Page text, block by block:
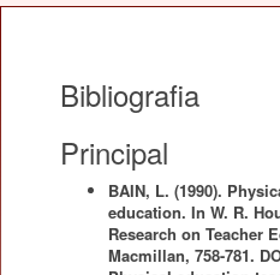
Bibliografia
Principal
BAIN, L. (1990).
education. In W. R.
Research on Teacher
Macmillan, 758-781.